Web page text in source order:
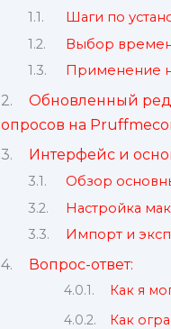
Шаги по
Выбор
Применение
Обновленный
опросов на
Интерфейс и
Обзор
Настройка
Импорт и
Вопрос-ответ:
Как я
Как